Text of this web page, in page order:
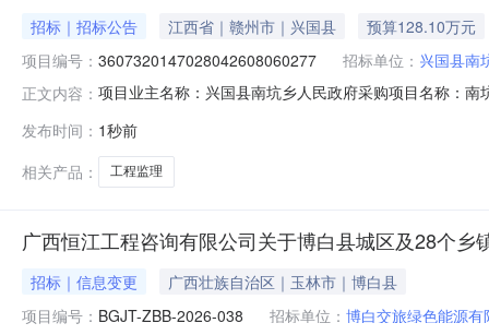
招标｜招标公告 江西省｜赣州市｜兴国县
预算128.10万元
项目编号： 3607320147028042608060277 招标单位： 兴国县南
正文内容： 项目业主名称：兴国县南坑乡人民政府采购项目名称：
金额下浮5%。服务内容：负责南坑乡2026年第二批常
工
发布时间： 1秒前
相关产品：
工程监理
广西恒江工程咨询有限公司关于博白县城区及28个
招标｜信息变更
广西壮族自治区｜玉林市｜博白县
项目编号： BGJT-ZBB-2026-038 招标单位： 博白交旅绿色能源有